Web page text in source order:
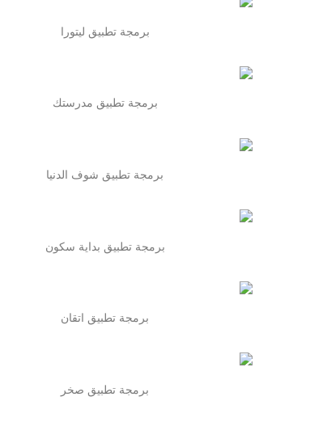
برمجة تطبيق ليتورا
برمجة تطبيق مدرستك
برمجة تطبيق شوف الدنيا
برمجة تطبيق بداية سكون
برمجة تطبيق اتقان
برمجة تطبيق صخر